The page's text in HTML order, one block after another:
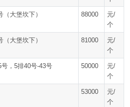
大堡坎下） 88000
元/
个
大堡坎下） 81000
元/
个
，5排40号-43号 50000
元/
个
53000
元/
个